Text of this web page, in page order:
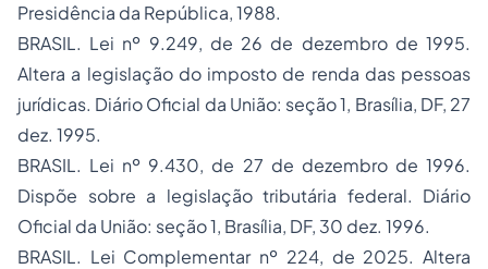
Presidência da República, 1988.
BRASIL. Lei nº 9.249, de 26 de dezembro de 1995.
Altera a legislação do imposto de renda das pessoas
jurídicas. Diário Oficial da União: seção 1, Brasília, DF, 27
dez. 1995.
BRASIL. Lei nº 9.430, de 27 de dezembro de 1996.
Dispõe sobre a legislação tributária federal. Diário
Oficial da União: seção 1, Brasília, DF, 30 dez. 1996.
BRASIL. Lei Complementar nº 224, de 2025. Altera